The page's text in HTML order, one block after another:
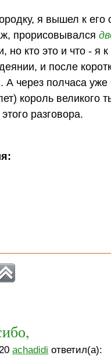
я вышел к его
прорисовывался
но кто это и что -
и после
через полчаса
король великого
разговора.
achadidi ответил(а):